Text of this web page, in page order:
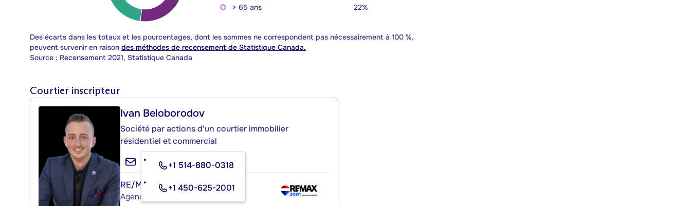
> 65 ans
22%
Des écarts dans les totaux et les pourcentages, dont les sommes ne correspondent pas nécessairement à 100 %,
peuvent survenir en raison des méthodes de recensement de Statistique Canada.
Source : Recensement 2021, Statistique Canada
Courtier inscripteur
Ivan Beloborodov
Société par actions d'un courtier immobilier
résidentiel et commercial
+1 514-880-0318
+1 450-625-2001
RE/MAX 2001 INC.
Agence immobilière